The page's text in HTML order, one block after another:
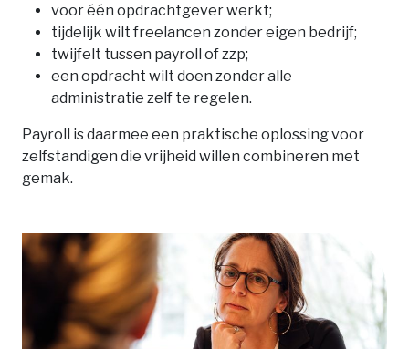
voor één opdrachtgever werkt;
tijdelijk wilt freelancen zonder eigen bedrijf;
twijfelt tussen payroll of zzp;
een opdracht wilt doen zonder alle
administratie zelf te regelen.
Payroll is daarmee een praktische oplossing voor
zelfstandigen die vrijheid willen combineren met
gemak.